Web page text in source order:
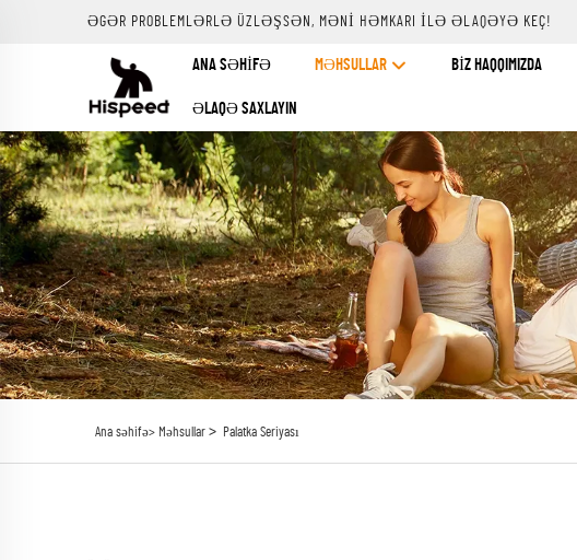
ƏGƏR PROBLEMLƏRLƏ ÜZLƏŞSƏN, MƏNI HƏMKARI ILƏ ƏLAQƏYƏ KEÇ!
ANA SƏHIFƏ MƏHSULLAR BIZ HAQQIMIZDA
ƏLAQƏ SAXLAYIN
Ana səhifə> Məhsullar > Palatka Seriyası